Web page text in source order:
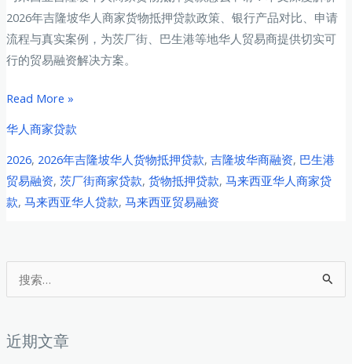
索
近期文章
2026年吉隆坡华人商家货物抵押贷款政策、银行产品对比、申请
流程与真实案例，为茨厂街、巴生港等地华人贸易商提供切实可
行的贸易融资解决方案。
2026
吉
隆
坡
华
家
抵
押
Read More »
华人商家贷款
2026, 2026年吉隆坡华人货物抵押贷款, 吉隆坡华商融资, 巴生港
贸易融资, 茨厂街商家贷款, 货物抵押贷款, 马来西亚华人商家贷
款, 马来西亚华人贷款, 马来西亚贸易融资